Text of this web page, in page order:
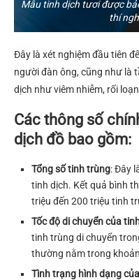
Mẫu tinh dịch tươi được
thí
Đây là xét nghiệm đầu tiên
người đàn ông, cũng như là
dịch như viêm nhiễm, rối
Các thông số
dịch đồ bao gồm:
Tổng số tinh trùng: Đây
tinh dịch. Kết quả bình
triệu đến 200 triệu tinh
Tốc độ di chuyển của
tinh trùng di chuyển
thường nằm trong
Tình trạng hình dạng